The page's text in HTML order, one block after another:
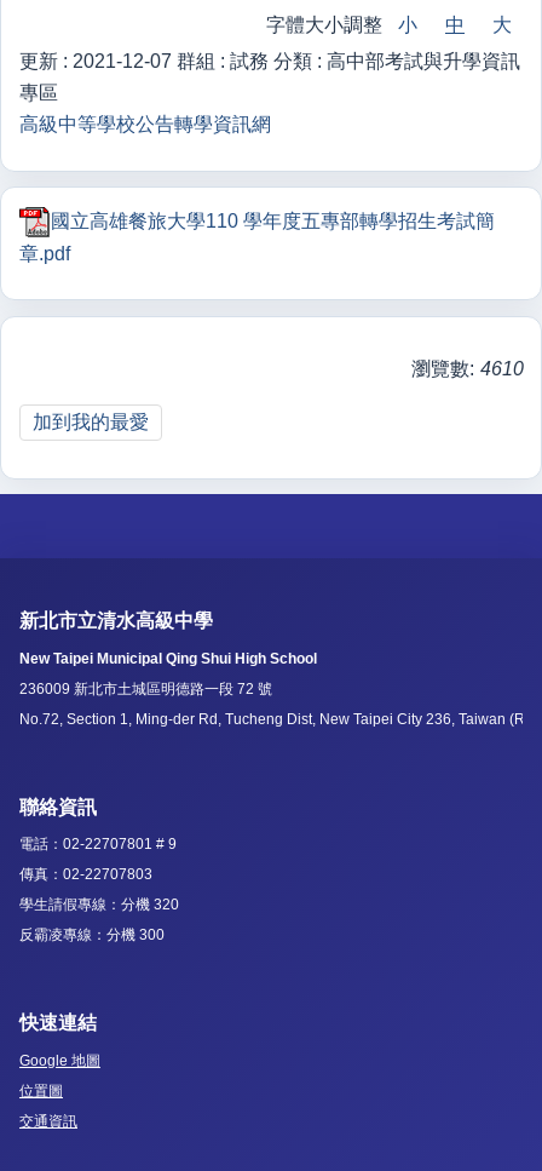
字體大小調整 小 中
大
更新 : 2021-12-07 群組 : 試務 分類 : 高中部考試與升學資訊
專區
高級中等學校公告轉學資訊網
國立高雄餐旅大學110 學年度五專部轉學招生考試簡
章.pdf
瀏覽數: 4610
加到我的最愛
新北市立清水高級中學
New Taipei Municipal Qing Shui High School
236009 新北市土城區明德路一段 72 號
No.72, Section 1, Ming-der Rd, Tucheng Dist, New Taipei City 236, Taiwan
聯絡資訊
電話：02-22707801 # 9
傳真：02-22707803
學生請假專線：分機 320
反霸凌專線：分機 300
快速連結
Google 地圖
位置圖
交通資訊